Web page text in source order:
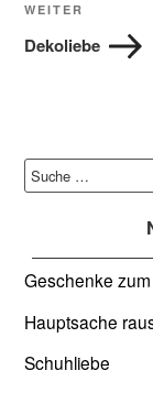
Nächster
Beitrag
WEITER
Dekoliebe
Suche
nach:
Geschenke
Hauptsache
Schuhliebe